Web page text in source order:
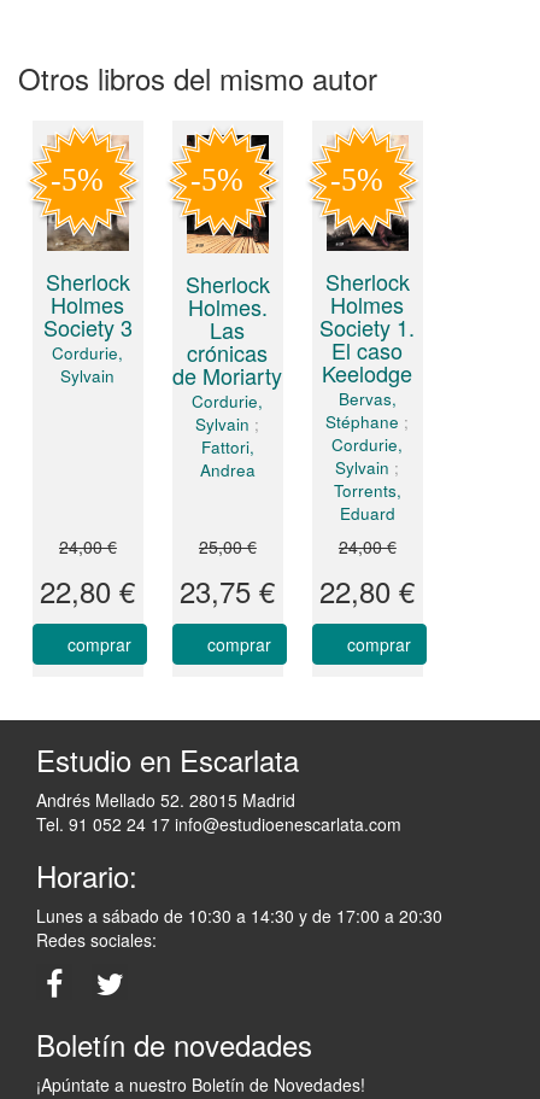
Otros libros del mismo autor
Sherlock
Holmes
Society 3
Cordurie,
Sylvain
24,00 €
22,80 €
comprar
Sherlock
Holmes.
Las
crónicas
de Moriarty
Cordurie,
Sylvain ;
Fattori,
Andrea
25,00 €
23,75 €
comprar
Sherlock
Holmes
Society 1.
El caso
Keelodge
Bervas,
Stéphane ;
Cordurie,
Sylvain ;
Torrents,
Eduard
24,00 €
22,80 €
comprar
Estudio en Escarlata
Andrés Mellado 52. 28015 Madrid
Tel. 91 052 24 17 info@estudioenescarlata.com
Horario:
Lunes a sábado de 10:30 a 14:30 y de 17:00 a 20:30
Redes sociales:
Boletín de novedades
¡Apúntate a nuestro Boletín de Novedades!